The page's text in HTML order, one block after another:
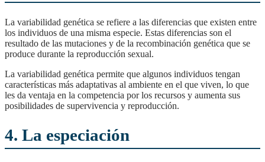
La variabilidad genética se refiere a las diferencias que existen entre
los individuos de una misma especie. Estas diferencias son el
resultado de las mutaciones y de la recombinación genética que se
produce durante la reproducción sexual.
La variabilidad genética permite que algunos individuos tengan
características más adaptativas al ambiente en el que viven, lo que
les da ventaja en la competencia por los recursos y aumenta sus
posibilidades de supervivencia y reproducción.
4. La especiación